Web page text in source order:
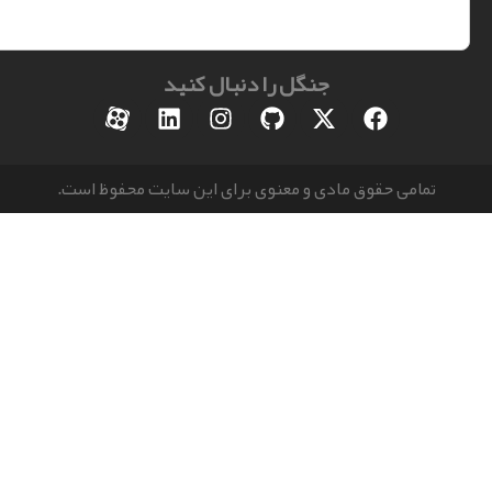
جنگل را دنبال کنید
حقوق مادی و معنوی برای این سایت محفوظ است.